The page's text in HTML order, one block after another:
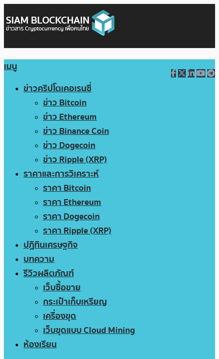
เมนู
ข่าวคริปโตเคอเรนซี่
ข่าว Bitcoin
ข่าว Ethereum
ข่าว Binance Coin
ข่าว Dogecoin
ข่าว Ripple (XRP)
ราคาและการวิเคราะห์
ราคา Bitcoin
ราคา Ethereum
ราคา Dogecoin
ราคา Ripple (XRP)
ปฏิทินเศรษฐกิจ
บทความ
รีวิวผลิตภัณฑ์
เว็บซื้อขาย
กระเป๋าเก็บเหรียญ
เครื่องขุด
เว็บขุดแบบ Cloud Mining
ห้องเรียน